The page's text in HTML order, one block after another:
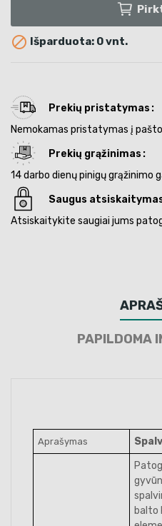
 Išparduota: 0 vnt.
Prekių pristatymas
Nemokamas pristatymas į
Prekių grąžinimas
14 darbo dienų pinigų grąžinimo
Saugus
Atsiskaitykite saugiai jums
PAPILDOMA
Aprašymas
balto